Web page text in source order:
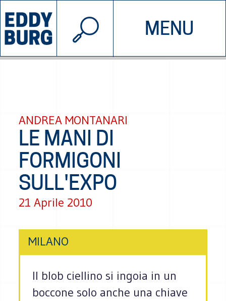
MENU
INIZIATIVE CHI SIAMO
© 2026 EDDYBURG
ANDREA MONTANARI
LE MANI DI
FORMIGONI
SULL'EXPO
21 Aprile 2010
MILANO
Il blob ciellino si ingoia in un
boccone solo anche una chiave